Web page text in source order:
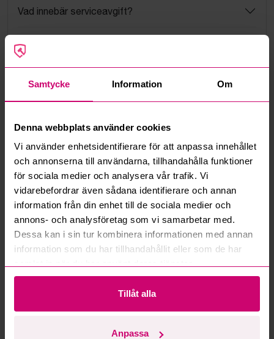
Samtycke Information Om
Denna webbplats använder cookies
Vi använder enhetsidentifierare för att anpassa innehållet
och annonserna till användarna, tillhandahålla funktioner
för sociala medier och analysera vår trafik. Vi
vidarebefordrar även sådana identifierare och annan
information från din enhet till de sociala medier och
annons- och analysföretag som vi samarbetar med.
Dessa kan i sin tur kombinera informationen med annan
information som du har tillhandahållit eller som de har
Tillåt alla
Anpassa
Vad innebär serviceavgift?
Vad är ett reservationspris?
Kan jag ångra ett bud?
Kan ni frakta mina vunna objekt?
Läs fler frågor och svar
Mer från samma kategori